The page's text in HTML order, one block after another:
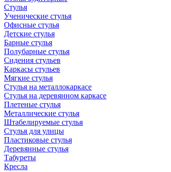
Стулья
Ученические стулья
Офисные стулья
Детские стулья
Барные стулья
Полубарные стулья
Сидения стульев
Каркасы стульев
Мягкие стулья
Стулья на металлокаркасе
Стулья на деревянном каркасе
Плетеные стулья
Металлические стулья
Штабелируемые стулья
Стулья для улицы
Пластиковые стулья
Деревянные стулья
Табуреты
Кресла